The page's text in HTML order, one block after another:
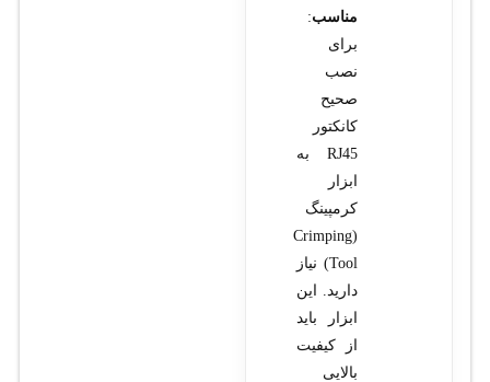
مناسب:
برای
نصب
صحیح
کانکتور
RJ45 به
ابزار
کرمپینگ
(Crimping
Tool) نیاز
دارید. این
ابزار باید
از کیفیت
بالایی